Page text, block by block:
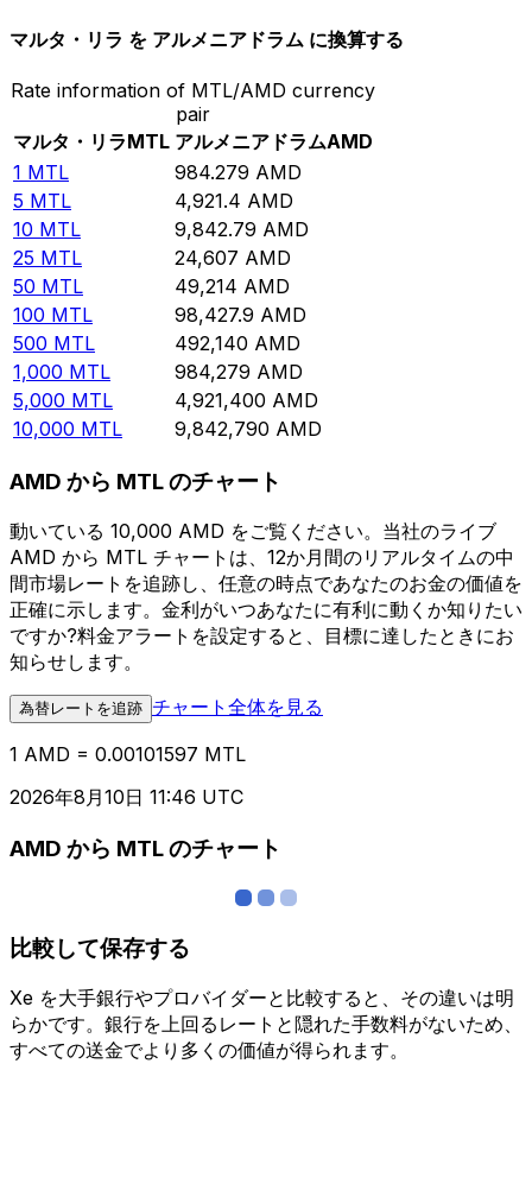
マルタ・リラ を アルメニアドラム に換算する
Rate information of MTL/AMD currency
pair
マルタ・リラMTL アルメニアドラムAMD
1 MTL 984.279 AMD
5 MTL 4,921.4 AMD
10 MTL 9,842.79 AMD
25 MTL 24,607 AMD
50 MTL 49,214 AMD
100 MTL 98,427.9 AMD
500 MTL 492,140 AMD
1,000 MTL 984,279 AMD
5,000 MTL 4,921,400 AMD
10,000 MTL 9,842,790 AMD
AMD から MTL のチャート
動いている 10,000 AMD をご覧ください。当社のライブ
AMD から MTL チャートは、12か月間のリアルタイムの中
間市場レートを追跡し、任意の時点であなたのお金の価値を
正確に示します。金利がいつあなたに有利に動くか知りたい
ですか?料金アラートを設定すると、目標に達したときにお
知らせします。
為替レートを追跡 チャート全体を見る
1 AMD = 0.00101597 MTL
2026年8月10日 11:46 UTC
AMD から MTL のチャート
比較して保存する
Xe を大手銀行やプロバイダーと比較すると、その違いは明
らかです。銀行を上回るレートと隠れた手数料がないため、
すべての送金でより多くの価値が得られます。